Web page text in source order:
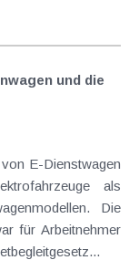
und die
E-Dienstwagen
als
Die
für Arbeitnehmer